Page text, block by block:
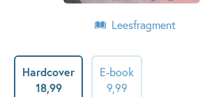
Leesfragment
Hardcover
18,99
E-book
9,99